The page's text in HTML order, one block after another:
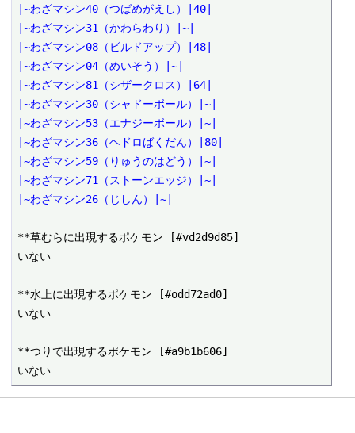
|~わざマシン40（つばめがえし）|40|
|~わざマシン31（かわらわり）|~|
|~わざマシン08（ビルドアップ）|48|
|~わざマシン04（めいそう）|~|
|~わざマシン81（シザークロス）|64|
|~わざマシン30（シャドーボール）|~|
|~わざマシン53（エナジーボール）|~|
|~わざマシン36（ヘドロばくだん）|80|
|~わざマシン59（りゅうのはどう）|~|
|~わざマシン71（ストーンエッジ）|~|
|~わざマシン26（じしん）|~|
**草むらに出現するポケモン [#vd2d9d85]
いない
**水上に出現するポケモン [#odd72ad0]
いない
**つりで出現するポケモン [#a9b1b606]